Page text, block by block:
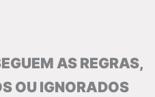
AS REGRAS,
OU IGNORADOS